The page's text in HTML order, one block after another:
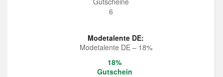
Modetalente DE:
Modetalente DE – 18%
18%
Gutschein